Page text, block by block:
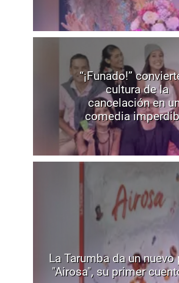
“¡Funado!”
cultura de la
cancelación en
comedia
La Tarumba da un
"Airosa", su primer